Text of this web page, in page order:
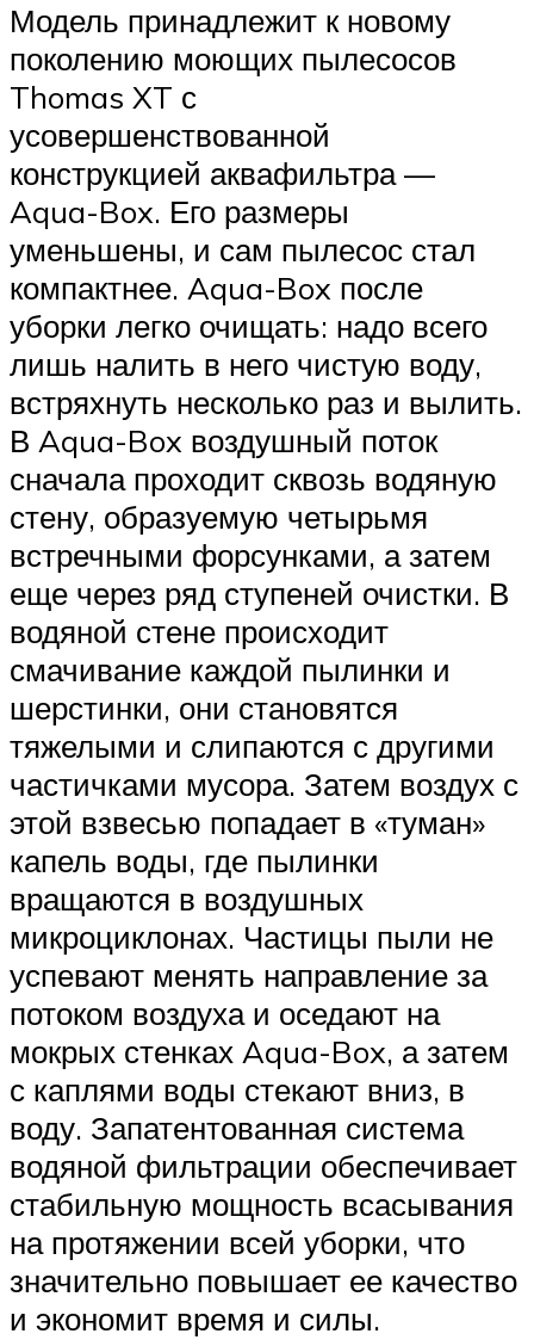
Модель принадлежит к новому
поколению моющих пылесосов
Thomas XT с
усовершенствованной
конструкцией аквафильтра —
Aqua-Box. Его размеры
уменьшены, и сам пылесос стал
компактнее. Aqua-Box после
уборки легко очищать: надо всего
лишь налить в него чистую воду,
встряхнуть несколько раз и вылить.
В Aqua-Box воздушный поток
сначала проходит сквозь водяную
стену, образуемую четырьмя
встречными форсунками, а затем
еще через ряд ступеней очистки. В
водяной стене происходит
смачивание каждой пылинки и
шерстинки, они становятся
тяжелыми и слипаются с другими
частичками мусора. Затем воздух с
этой взвесью попадает в «туман»
капель воды, где пылинки
вращаются в воздушных
микроциклонах. Частицы пыли не
успевают менять направление за
потоком воздуха и оседают на
мокрых стенках Aqua-Box, а затем
с каплями воды стекают вниз, в
воду. Запатентованная система
водяной фильтрации обеспечивает
стабильную мощность всасывания
на протяжении всей уборки, что
значительно повышает ее качество
и экономит время и силы.